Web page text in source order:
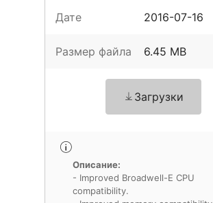
Дате 2016-07-16
Размер файла 6.45 MB
Загрузки
Описание:
- Improved Broadwell-E CPU
compatibility.